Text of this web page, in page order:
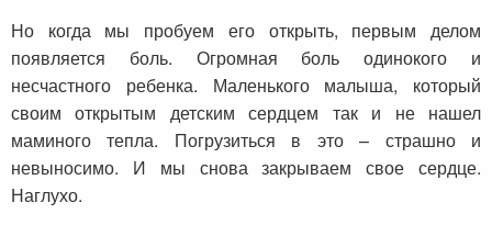
Но когда мы пробуем его открыть, первым делом
появляется боль. Огромная боль одинокого и
несчастного ребенка. Маленького малыша, который
своим открытым детским сердцем так и не нашел
маминого тепла. Погрузиться в это – страшно и
невыносимо. И мы снова закрываем свое сердце.
Наглухо.